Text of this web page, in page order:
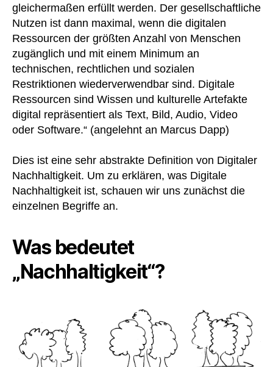
gleichermaßen erfüllt werden. Der gesellschaftliche
Nutzen ist dann maximal, wenn die digitalen
Ressourcen der größten Anzahl von Menschen
zugänglich und mit einem Minimum an
technischen, rechtlichen und sozialen
Restriktionen wiederverwendbar sind. Digitale
Ressourcen sind Wissen und kulturelle Artefakte
digital repräsentiert als Text, Bild, Audio, Video
oder Software.“ (angelehnt an Marcus Dapp)
Dies ist eine sehr abstrakte Definition von Digitaler
Nachhaltigkeit. Um zu erklären, was Digitale
Nachhaltigkeit ist, schauen wir uns zunächst die
einzelnen Begriffe an.
Was bedeutet
„Nachhaltigkeit“?